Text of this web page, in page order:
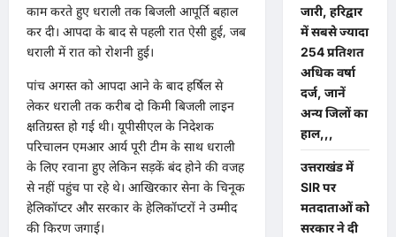
काम करते हुए धराली तक बिजली आपूर्ति बहाल
कर दी। आपदा के बाद से पहली रात ऐसी हुई, जब
धराली में रात को रोशनी हुई।
पांच अगस्त को आपदा आने के बाद हर्षिल से
लेकर धराली तक करीब दो किमी बिजली लाइन
क्षतिग्रस्त हो गई थी। यूपीसीएल के निदेशक
परिचालन एमआर आर्य पूरी टीम के साथ धराली
के लिए रवाना हुए लेकिन सड़कें बंद होने की वजह
से नहीं पहुंच पा रहे थे। आखिरकार सेना के चिनूक
हेलिकॉप्टर और सरकार के हेलिकॉप्टरों ने उम्मीद
की किरण जगाई।
जारी, हरिद्वार
में सबसे ज्यादा
254 प्रतिशत
अधिक वर्षा
दर्ज, जानें
अन्य जिलों का
हाल,,,
उत्तराखंड में
SIR पर
मतदाताओं को
सरकार ने दी